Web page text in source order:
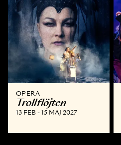
OPERA
Trollflöjten
13 FEB - 15 MAJ 2027